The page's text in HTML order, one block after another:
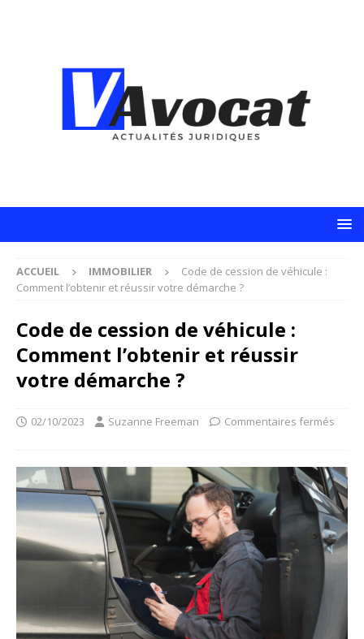
ACCUEIL IMMOBILIER
Code de cession de véhicule :
Comment l’obtenir et réussir votre démarche ?
Code de cession de véhicule :
Comment l’obtenir et réussir
votre démarche ?
02/10/2023 Suzanne Freeman Commentaires fermés